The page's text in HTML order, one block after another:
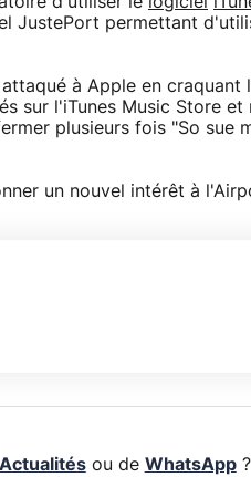
JustePort permettant
à Apple en
sur l'iTunes Music Store et
plusieurs fois "So sue
un nouvel intérêt à
ou de WhatsApp?